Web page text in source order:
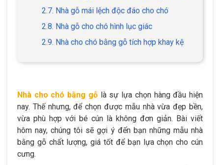
2.7. Nhà gỗ mái lệch độc đáo cho chó
2.8. Nhà gỗ cho chó hình lục giác
2.9. Nhà cho chó bằng gỗ tích hợp khay kệ
Nhà cho chó bằng gỗlà sự lựa chọn hàng đầu hiện
nay. Thế nhưng, để chọn được mẫu nhà vừa đẹp bền,
vừa phù hợp với bé cún là không đơn giản. Bài viết
hôm nay, chúng tôi sẽ gợi ý đến bạn những mẫu nhà
bằng gỗ chất lượng, giá tốt để bạn lựa chọn cho cún
cưng.